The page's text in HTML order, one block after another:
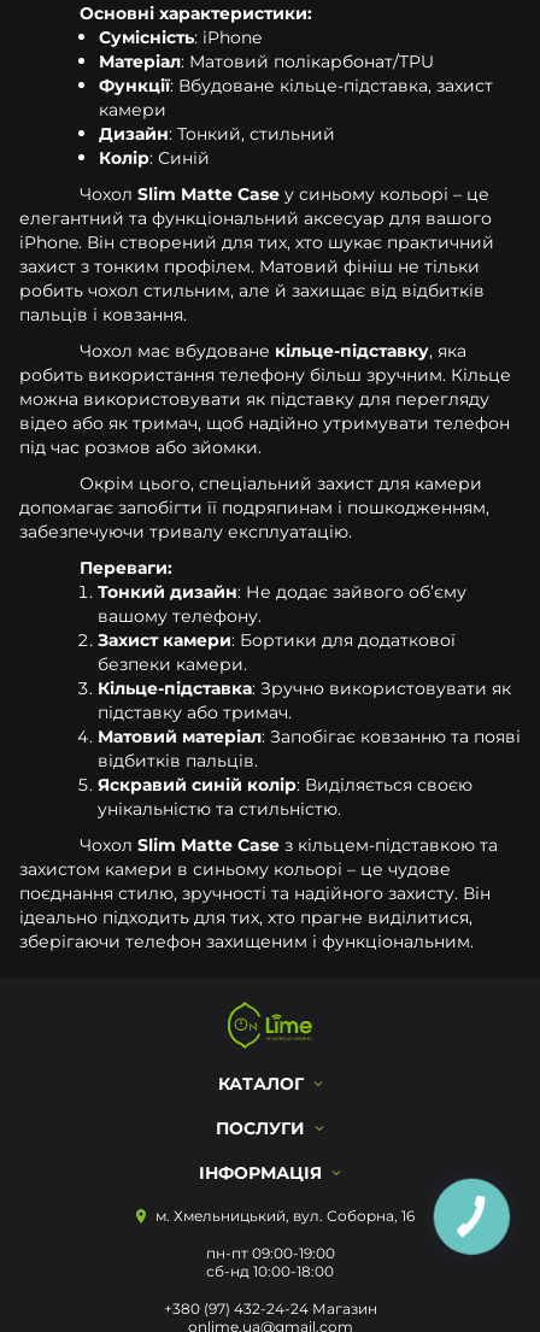
Основні характеристики:
Сумісність: iPhone
Матеріал: Матовий полікарбонат/TPU
Функції: Вбудоване кільце-підставка, захист
камери
Дизайн: Тонкий, стильний
Колір: Синій
Чохол Slim Matte Case у синьому кольорі – це
елегантний та функціональний аксесуар для вашого
iPhone. Він створений для тих, хто шукає практичний
захист з тонким профілем. Матовий фініш не тільки
робить чохол стильним, але й захищає від відбитків
пальців і ковзання.
Чохол має вбудоване кільце-підставку, яка
робить використання телефону більш зручним. Кільце
можна використовувати як підставку для перегляду
відео або як тримач, щоб надійно утримувати телефон
під час розмов або зйомки.
Окрім цього, спеціальний захист для камери
допомагає запобігти її подряпинам і пошкодженням,
забезпечуючи тривалу експлуатацію.
Переваги:
Тонкий дизайн: Не додає зайвого об’єму
вашому телефону.
Захист камери: Бортики для додаткової
безпеки камери.
Кільце-підставка: Зручно використовувати як
підставку або тримач.
Матовий матеріал: Запобігає ковзанню та появі
відбитків пальців.
Яскравий синій колір: Виділяється своєю
унікальністю та стильністю.
Чохол Slim Matte Case з кільцем-підставкою та
захистом камери в синьому кольорі – це чудове
поєднання стилю, зручності та надійного захисту. Він
ідеально підходить для тих, хто прагне виділитися,
зберігаючи телефон захищеним і функціональним.
КАТАЛОГ
ПОСЛУГИ
ІНФОРМАЦІЯ
м. Хмельницький, вул. Соборна, 16
пн-пт 09:00-19:00
сб-нд 10:00-18:00
+380 (97) 432-24-24 Магазин
onlime.ua@gmail.com